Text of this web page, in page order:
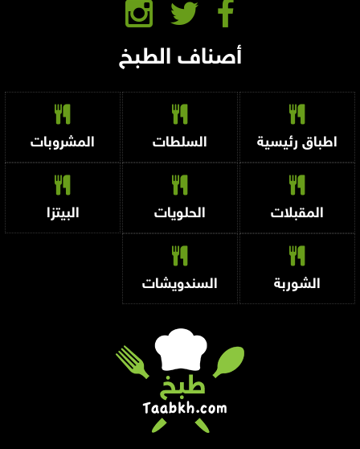
أصناف الطبخ
اطباق رئيسية السلطات المشروبات
المقبلات الحلويات البيتزا
الشوربة السندويشات